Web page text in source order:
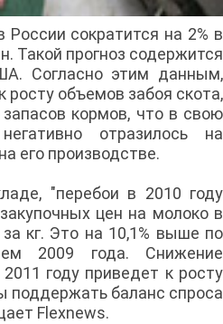
сократится на 2% в
Такой прогноз содержится
Согласно этим данным,
росту объемов забоя скота,
кормов, что в свою
отразилось на
его производстве.
"перебои в 2010 году
цен на молоко в
кг. Это на 10,1% выше по
2009 года. Снижение
году приведет к росту
поддержать баланс спроса
Flexnews.